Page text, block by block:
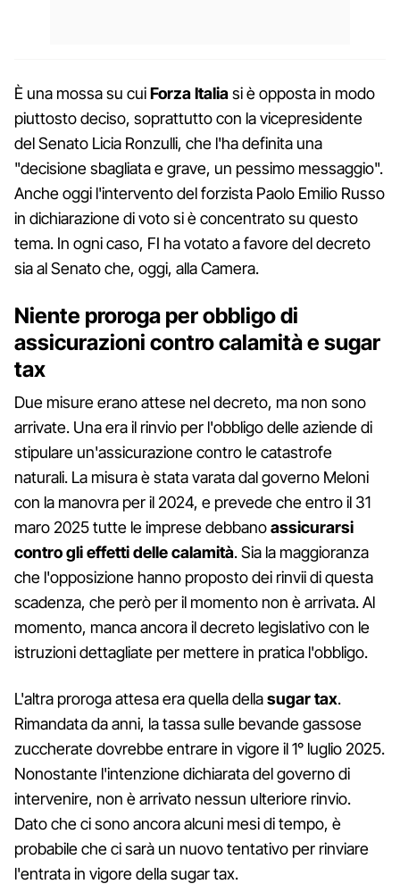
È una mossa su cuiForza Italiasi è opposta in modo
piuttosto deciso, soprattutto con la vicepresidente
del Senato Licia Ronzulli, che l'ha definita una
"decisione sbagliata e grave, un pessimo messaggio".
Anche oggi l'intervento del forzista Paolo Emilio Russo
in dichiarazione di voto si è concentrato su questo
tema. In ogni caso, FI ha votato a favore del decreto
sia al Senato che, oggi, alla Camera.
Niente proroga per obbligo di
assicurazioni contro calamità e sugar
tax
Due misure erano attese nel decreto, ma non sono
arrivate. Una era il rinvio per l'obbligo delle aziende di
stipulare un'assicurazione contro le catastrofe
naturali. La misura è stata varata dal governo Meloni
con la manovra per il 2024, e prevede che entro il 31
maro 2025 tutte le imprese debbanoassicurarsi
contro gli effetti delle calamità. Sia la maggioranza
che l'opposizione hanno proposto dei rinvii di questa
scadenza, che però per il momento non è arrivata. Al
momento, manca ancora il decreto legislativo con le
istruzioni dettagliate per mettere in pratica l'obbligo.
L'altra proroga attesa era quella dellasugar tax.
Rimandata da anni, la tassa sulle bevande gassose
zuccherate dovrebbe entrare in vigore il 1° luglio 2025.
Nonostante l'intenzione dichiarata del governo di
intervenire, non è arrivato nessun ulteriore rinvio.
Dato che ci sono ancora alcuni mesi di tempo, è
probabile che ci sarà un nuovo tentativo per rinviare
l'entrata in vigore della sugar tax.